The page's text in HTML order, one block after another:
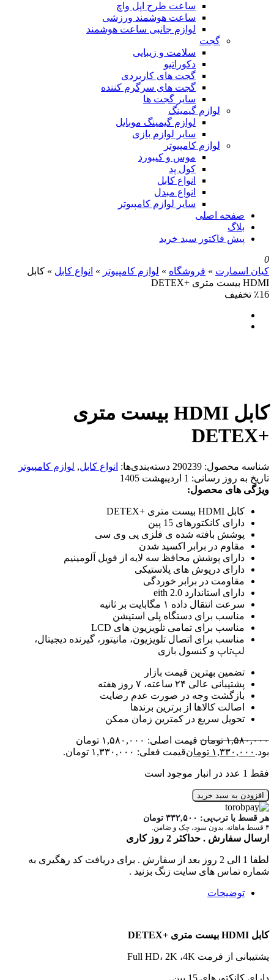
ساعت طرح اپل واچ
ساعت هوشمند ورزشی
لوازم جانبی ساعت هوشمند
گجت
سلامت و زیبایی
دکوراتیو
گجت های کاربردی
گجت های سرگرم کننده
سایر گجت ها
لوازم گیمینگ
لوازم گیمینگ موبایل
سایر لوازم بازی
لوازم کامپیوتر
موس و کیبورد
کول پد
انواع کابل
انواع مبدل
سایر لوازم کامپیوتر
صفحه اصلی
بلاگ
پیش فاکتور سبد خرید
0
کیان اسمارت » فروشگاه » لوازم کامپیوتر » انواع کابل » کابل
HDMI بیست متری +DETEX
٪16 تخفیف
کابل HDMI بیست متری
+DETEX
شناسه محصول: 290239 دسته‌بندی‌ها: انواع کابل, لوازم کامپیوتر
تاریخ به روز رسانی: 1 اردیبهشت 1405
ویژگی های محصول:
کابل HDMI بیست متری +DETEX
دارای کانکتورهای 15 پین
پوشش بافته شده ی فلزی پی وی سی
مقاوم در برابر اکسید شدن
دارای پوشش محافظ سه لایه از فویل آلومینیم
دارای درپوش های پلاستیکی
مقاومت در برابر خوردگی
دارای استاندارد eith 2.0
سرعت انتقال داده ۱ مگابایت بر ثانیه
مناسب برای دستگاه پلی استیشن
مناسب برای تمامی تلویزیون های LCD
مناسب برای اتصال تلویزیون، مانیتور، گیرنده دیجیتال،
لپ‌تاپ و کنسول بازی
تضمین بهترین قیمت بازار
پشتیبانی عالی ۲۴ ساعته، ۷ روز هفته
بازگشت وجه در صورت عدم رضایت
اصالت کالاها از برترین برندها
تحویل سریع در کمترین زمان ممکن
۱,۵۸۰,۰۰۰ تومان
قیمت اصلی: ۱,۵۸۰,۰۰۰ تومان
بود. ۱,۳۳۰,۰۰۰ تومانقیمت فعلی: ۱,۳۳۰,۰۰۰ تومان.
فقط 1 عدد در انبار موجود است
افزودن به سبد خرید
هر قسط با ترب‌پی: ۳۳۲,۵۰۰ تومان
۴ قسط ماهانه. بدون سود، چک و ضامن.
ارسال سفارش . حداکثر 2 روز کاری
لطفا 1 الی 2 روز بعد از سفارش . برای دریافت کد رهگیری به
شماره تماس های سایت زنگ بزنید .
توضیحات
کابل HDMI بیست متری +DETEX
پشتیبانی از فرمت Full HD، 2K ،4K
دارای کانکتورهای 15 پین